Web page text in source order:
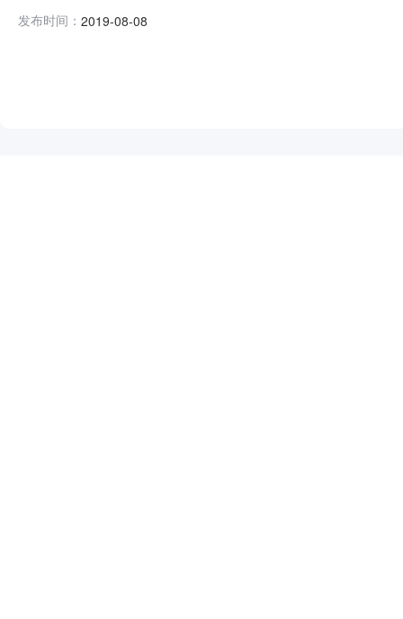
电话14790202206采购品目名称木骨架为主的椅凳类;木
发布时间： 2019-08-08